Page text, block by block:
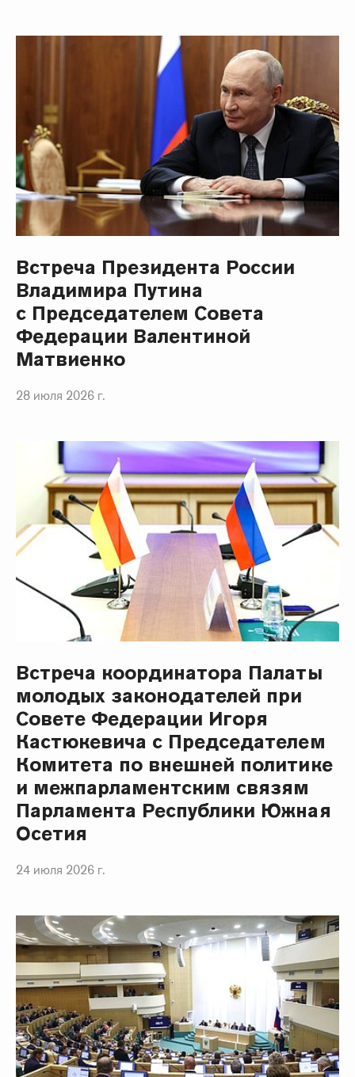
Встреча Президента России
Владимира Путина
с Председателем Совета
Федерации Валентиной
Матвиенко
28 июля 2026 г.
Встреча координатора Палаты
молодых законодателей при
Совете Федерации Игоря
Кастюкевича с Председателем
Комитета по внешней политике
и межпарламентским связям
Парламента Республики Южная
Осетия
24 июля 2026 г.